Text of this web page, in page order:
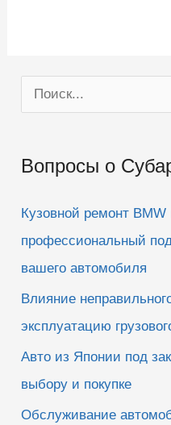
е
в
н
е
о
с
Вопросы о
Кузовной ремонт BMW
профессиональный
вашего автомобиля
Влияние
эксплуатацию
Авто из Японии под
выбору и покупке
Обслуживание